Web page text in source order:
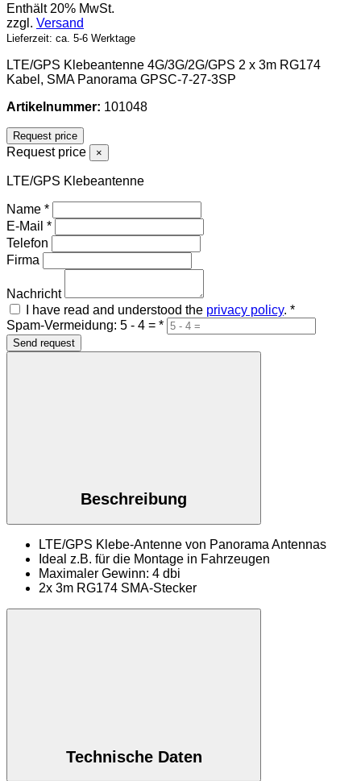
Enthält 20% MwSt.
zzgl. Versand
Lieferzeit: ca. 5-6 Werktage
LTE/GPS Klebeantenne 4G/3G/2G/GPS 2 x 3m RG174
Kabel, SMA Panorama GPSC-7-27-3SP
Artikelnummer: 101048
Request price
Request price ×
LTE/GPS Klebeantenne
Name *
E-Mail *
Telefon
Firma
Nachricht
I have read and understood the privacy policy. *
Spam-Vermeidung: 5 - 4 = *
Send request
Beschreibung
LTE/GPS Klebe-Antenne von Panorama Antennas
Ideal z.B. für die Montage in Fahrzeugen
Maximaler Gewinn: 4 dbi
2x 3m RG174 SMA-Stecker
Technische Daten